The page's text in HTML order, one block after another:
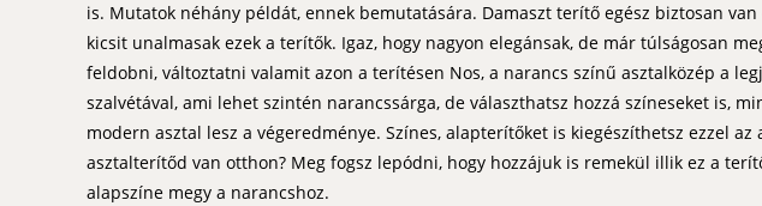
is. Mutatok néhány példát, ennek bemutatására. Damaszt terítő egész biztosan
kicsit unalmasak ezek a terítők. Igaz, hogy nagyon elegánsak, de már túlságosan
feldobni, változtatni valamit azon a terítésen Nos, a narancs színű asztalközép a
szalvétával, ami lehet szintén narancssárga, de választhatsz hozzá színeseket is,
modern asztal lesz a végeredménye. Színes, alapterítőket is kiegészíthetsz ezzel
asztalterítőd van otthon? Meg fogsz lepódni, hogy hozzájuk is remekül illik ez a
alapszíne megy a narancshoz.